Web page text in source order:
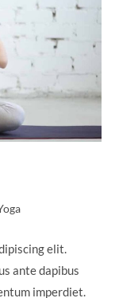
elit.
ante dapibus
imperdiet.